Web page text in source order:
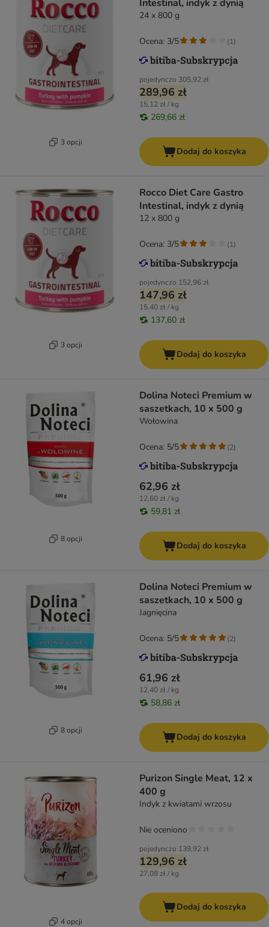
3 opcji
Intestinal, indyk z dynią
24 x 800 g
pojedynczo 305,92 zł
289,96 zł
15,12 zł / kg
269,66 zł
Ocena: 3/5 (1)
Dodaj do koszyka
3 opcji
Rocco Diet Care Gastro
Intestinal, indyk z dynią
12 x 800 g
pojedynczo 152,96 zł
147,96 zł
15,40 zł / kg
137,60 zł
Ocena: 3/5 (1)
Dodaj do koszyka
8 opcji
Dolina Noteci Premium w
saszetkach, 10 x 500 g
Wołowina
62,96 zł
12,60 zł / kg
59,81 zł
Ocena: 5/5 (2)
Dodaj do koszyka
8 opcji
Dolina Noteci Premium w
saszetkach, 10 x 500 g
Jagnięcina
61,96 zł
12,40 zł / kg
58,86 zł
Ocena: 5/5 (2)
Dodaj do koszyka
4 opcji
Purizon Single Meat, 12 x
400 g
Indyk z kwiatami wrzosu
pojedynczo 139,92 zł
129,96 zł
27,08 zł / kg
Nie oceniono
Dodaj do koszyka